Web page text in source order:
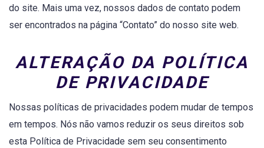
do site. Mais uma vez, nossos dados de contato podem
ser encontrados na página “Contato” do nosso site web.
ALTERAÇÃO DA POLÍTICA
DE PRIVACIDADE
Nossas políticas de privacidades podem mudar de tempos
em tempos. Nós não vamos reduzir os seus direitos sob
esta Política de Privacidade sem seu consentimento